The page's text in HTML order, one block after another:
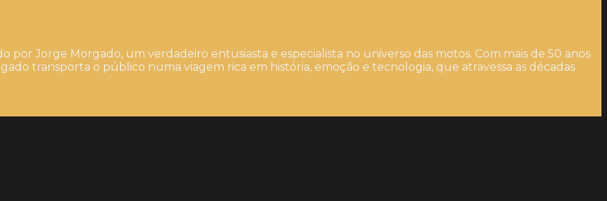
por Jorge Morgado, um verdadeiro entusiasta e especialista no universo das motos. Com mais de 50 anos
transporta o público numa viagem rica em história, emoção e tecnologia, que atravessa as décadas